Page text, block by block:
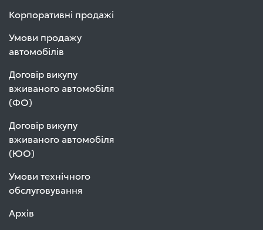
Корпоративні продажі
Умови продажу
автомобілів
Договір викупу
вживаного автомобіля
(ФО)
Договір викупу
вживаного автомобіля
(ЮО)
Умови технічного
обслуговування
Архів